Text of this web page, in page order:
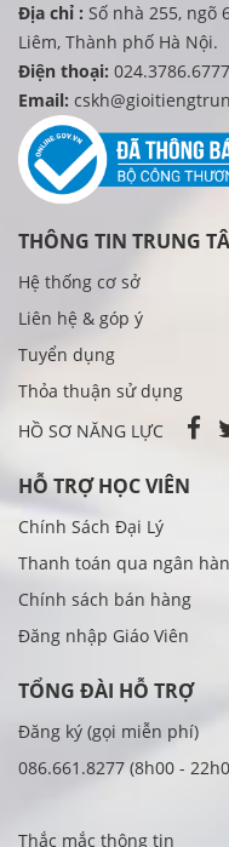
Địa chỉ : Số nhà 255, ngõ
Liêm, Thành phố Hà Nội.
Điện thoại: 024.3786.6777
Email:
THÔNG TIN TRUNG
Hệ thống cơ sở
Liên hệ & góp ý
Tuyển dụng
Thỏa thuận sử dụng
HỒ SƠ NĂNG LỰC
HỖ TRỢ HỌC VIÊN
Chính Sách Đại Lý
Thanh toán qua ngân
Chính sách bán hàng
Đăng nhập Giáo Viên
TỔNG ĐÀI HỖ TRỢ
Đăng ký (gọi miễn phí)
086.661.8277 (8h00 -
Thắc mắc thông tin